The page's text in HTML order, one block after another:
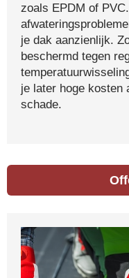
zoals EPDM of
je dak aanzienlijk.
beschermd tegen
je later hoge kosten
schade.